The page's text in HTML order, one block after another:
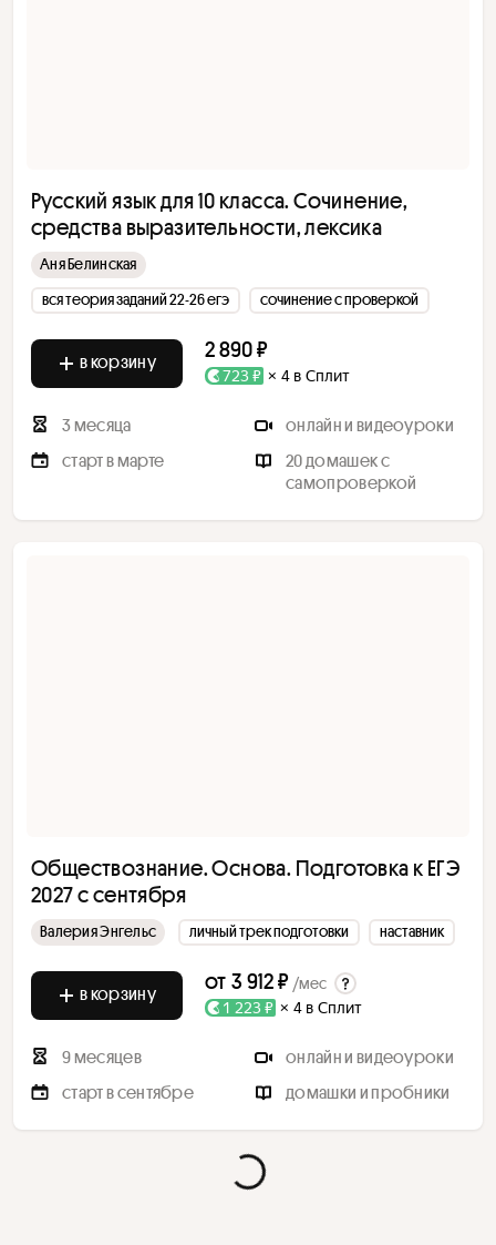
Русский язык для 10 класса. Сочинение,
средства выразительности, лексика
Аня Белинская
вся теория заданий 22-26 егэ
сочинение с проверкой
в корзину 2 890 ₽
723 ₽ × 4 в Сплит
3 месяца
онлайн и видеоуроки
старт в марте
20 домашек с
самопроверкой
Обществознание. Основа. Подготовка к ЕГЭ
2027 с сентября
Валерия Энгельс личный трек подготовки наставник
в корзину от 3 912 ₽ /мес
1 223 ₽ × 4 в Сплит
9 месяцев
онлайн и видеоуроки
старт в сентябре
домашки и пробники